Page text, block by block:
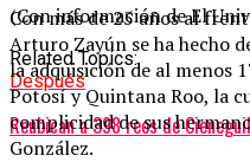
(Con información de El
Related Topics:
Después
Reubican a 398 reos de
Con más de 25 años al
Arturo Zayún se ha hecho
la adquisición de al menos
Potosí y Quintana Roo, la
complicidad de sus
González.